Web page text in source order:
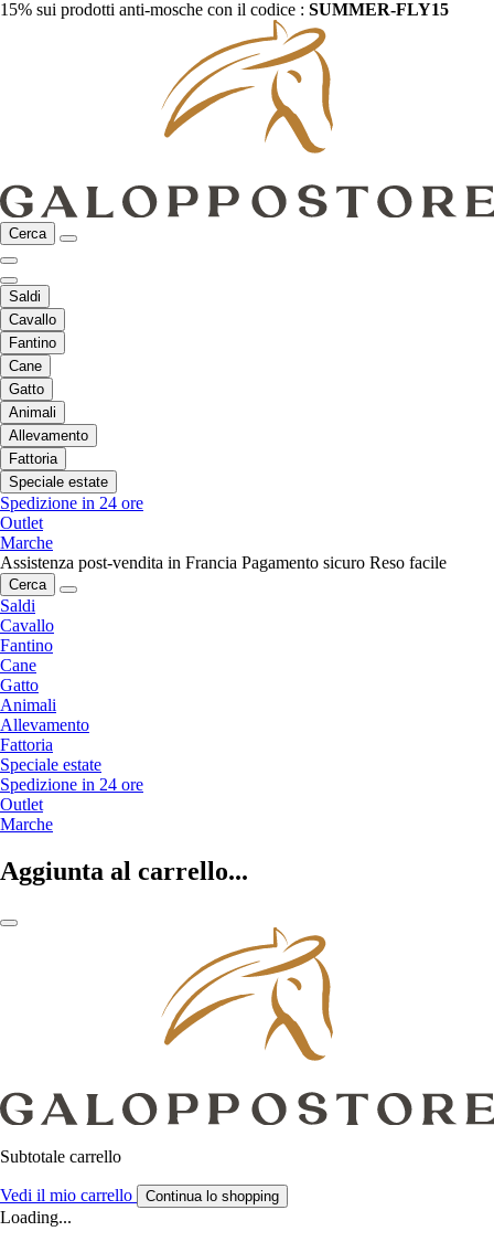
15% sui prodotti anti-mosche con il codice : SUMMER-FLY15
Cerca
Saldi
Cavallo
Fantino
Cane
Gatto
Animali
Allevamento
Fattoria
Speciale estate
Spedizione in 24 ore
Outlet
Marche
Assistenza post-vendita in Francia Pagamento sicuro Reso facile
Cerca
Saldi
Cavallo
Fantino
Cane
Gatto
Animali
Allevamento
Fattoria
Speciale estate
Spedizione in 24 ore
Outlet
Marche
Aggiunta al carrello...
Subtotale carrello
Vedi il mio carrello Continua lo shopping
Loading...